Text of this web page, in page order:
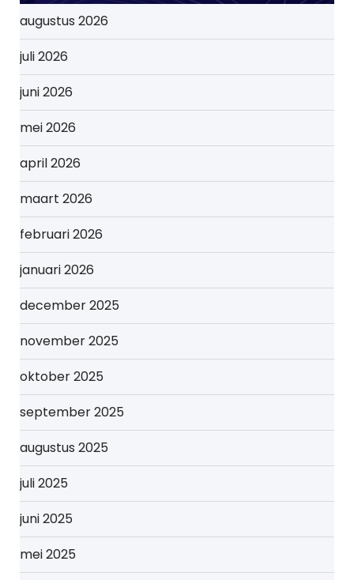
augustus 2026
juli 2026
juni 2026
mei 2026
april 2026
maart 2026
februari 2026
januari 2026
december 2025
november 2025
oktober 2025
september 2025
augustus 2025
juli 2025
juni 2025
mei 2025